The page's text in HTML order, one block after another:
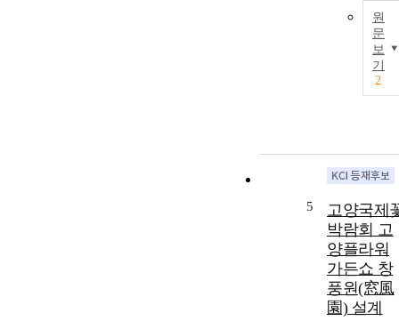
원
문
보
기
2
5
고양국제
박람회 고
양플라워
가든쇼 창
풍원(窓風
園) 설계